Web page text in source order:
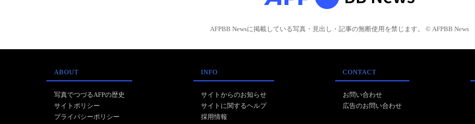
AFPBB Newsに掲載している写真・見出し・記事の無断使用を禁じます。 © AFPBB News
ABOUT
写真でつづるAFPの歴史
サイトポリシー
プライバシーポリシー
INFO
サイトからのお知らせ
サイトに関するヘルプ
採用情報
CONTACT
お問い合わせ
広告のお問い合わせ